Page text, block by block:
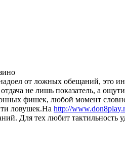
от ложных обещаний, это
не лишь показатель, а
фишек, любой момент
ловушек.На http://
Для тех любит тактильность